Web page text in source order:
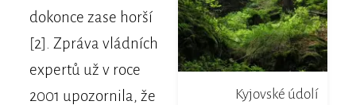
Kyjovské údolí
dokonce zase horší
[2]. Zpráva vládních
expertů už v roce
2001 upozornila, že